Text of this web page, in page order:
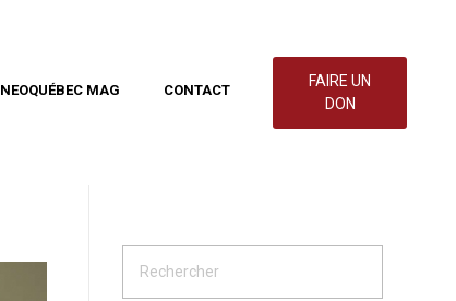
NEOQUÉBEC MAG CONTACT
FAIRE UN
DON